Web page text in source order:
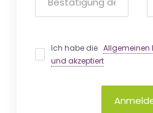
Ich habe dieAllgemeinen
und akzeptiert